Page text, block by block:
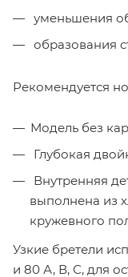
уменьшения
образования
Рекомендуется
Модель без
Глубокая
выполнена из
кружевного
Узкие бретели
и 80 А, В, С, для